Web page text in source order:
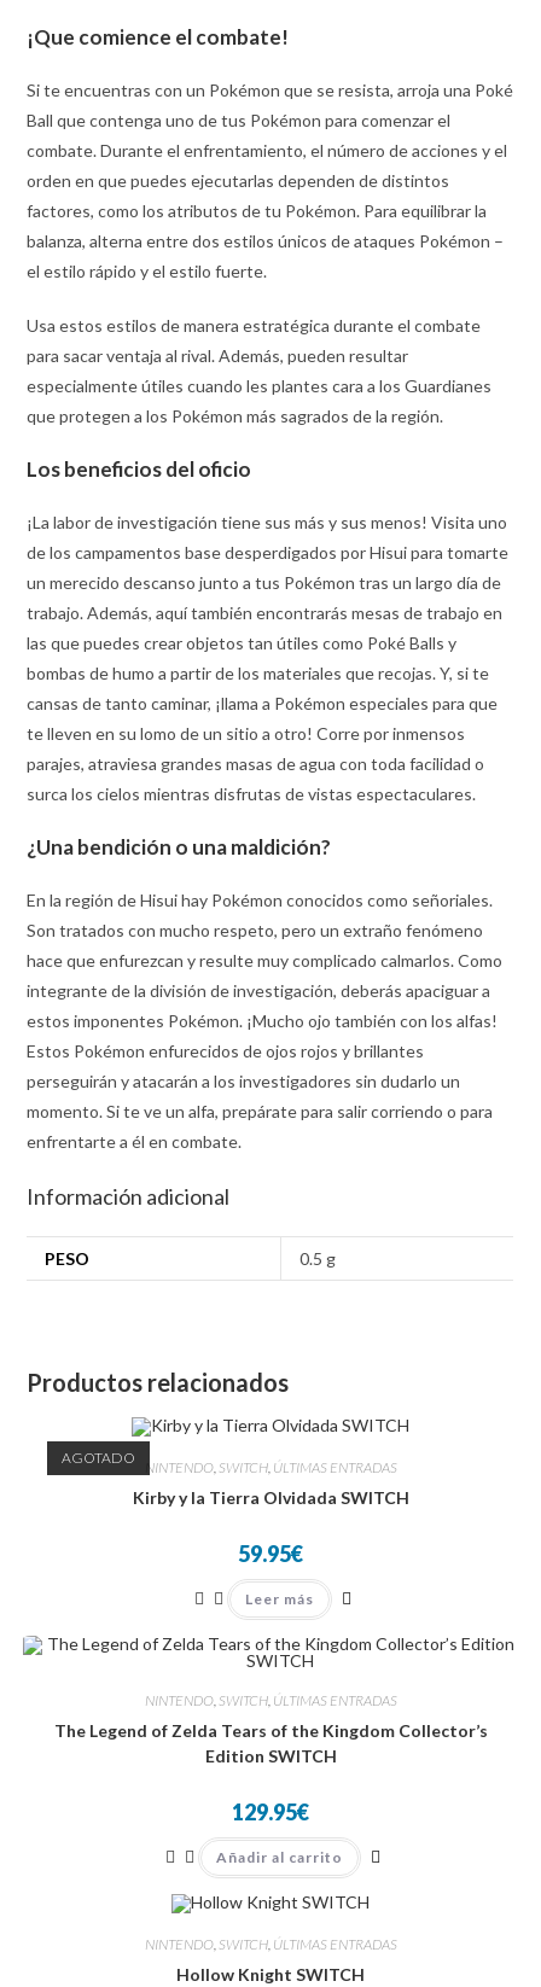
¡Que comience el combate!
Si te encuentras con un Pokémon que se resista, arroja una Poké
Ball que contenga uno de tus Pokémon para comenzar el
combate. Durante el enfrentamiento, el número de acciones y el
orden en que puedes ejecutarlas dependen de distintos
factores, como los atributos de tu Pokémon. Para equilibrar la
balanza, alterna entre dos estilos únicos de ataques Pokémon –
el estilo rápido y el estilo fuerte.
Usa estos estilos de manera estratégica durante el combate
para sacar ventaja al rival. Además, pueden resultar
especialmente útiles cuando les plantes cara a los Guardianes
que protegen a los Pokémon más sagrados de la región.
Los beneficios del oficio
¡La labor de investigación tiene sus más y sus menos! Visita uno
de los campamentos base desperdigados por Hisui para tomarte
un merecido descanso junto a tus Pokémon tras un largo día de
trabajo. Además, aquí también encontrarás mesas de trabajo en
las que puedes crear objetos tan útiles como Poké Balls y
bombas de humo a partir de los materiales que recojas. Y, si te
cansas de tanto caminar, ¡llama a Pokémon especiales para que
te lleven en su lomo de un sitio a otro! Corre por inmensos
parajes, atraviesa grandes masas de agua con toda facilidad o
surca los cielos mientras disfrutas de vistas espectaculares.
¿Una bendición o una maldición?
En la región de Hisui hay Pokémon conocidos como señoriales.
Son tratados con mucho respeto, pero un extraño fenómeno
hace que enfurezcan y resulte muy complicado calmarlos. Como
integrante de la división de investigación, deberás apaciguar a
estos imponentes Pokémon. ¡Mucho ojo también con los alfas!
Estos Pokémon enfurecidos de ojos rojos y brillantes
perseguirán y atacarán a los investigadores sin dudarlo un
momento. Si te ve un alfa, prepárate para salir corriendo o para
enfrentarte a él en combate.
Información adicional
PESO 0.5 g
Productos relacionados
AGOTADO
NINTENDO, SWITCH, ÚLTIMAS ENTRADAS
Kirby y la Tierra Olvidada SWITCH
59.95€
Leer más
NINTENDO, SWITCH, ÚLTIMAS ENTRADAS
The Legend of Zelda Tears of the Kingdom Collector’s
Edition SWITCH
129.95€
Añadir al carrito
NINTENDO, SWITCH, ÚLTIMAS ENTRADAS
Hollow Knight SWITCH